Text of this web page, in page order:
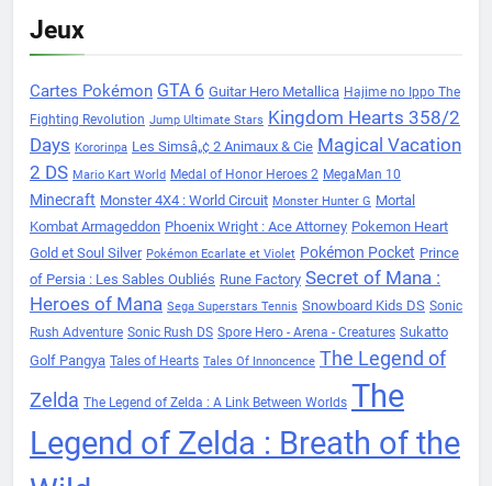
Jeux
Cartes Pokémon GTA 6 Guitar Hero Metallica Hajime no Ippo The
Fighting Revolution Jump Ultimate Stars Kingdom Hearts 358/2
Days Kororinpa Les Simsâ„¢ 2 Animaux & Cie Magical Vacation
2 DS Mario Kart World Medal of Honor Heroes 2 MegaMan 10
Minecraft Monster 4X4 : World Circuit Monster Hunter G Mortal
Kombat Armageddon Phoenix Wright : Ace Attorney Pokemon Heart
Gold et Soul Silver Pokémon Ecarlate et Violet Pokémon Pocket Prince
of Persia : Les Sables Oubliés Rune Factory Secret of Mana :
Heroes of Mana Sega Superstars Tennis Snowboard Kids DS Sonic
Rush Adventure Sonic Rush DS Spore Hero - Arena - Creatures Sukatto
Golf Pangya Tales of Hearts Tales Of Innoncence The Legend of
Zelda The Legend of Zelda : A Link Between Worlds The
Legend of Zelda : Breath of the